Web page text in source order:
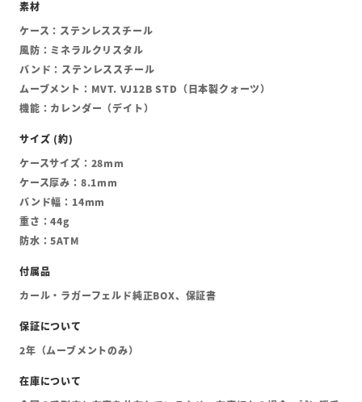
ケース：ステンレススチール
風防：ミネラルクリスタル
バンド：ステンレススチール
ムーブメント：MVT. VJ12B STD（日本製クォーツ）
機能：カレンダー（デイト）
ケースサイズ：28mm
ケース厚み：8.1mm
バンド幅：14mm
重さ：44g
防水：5ATM
カール・ラガーフェルド純正BOX、保証書
2年（ムーブメントのみ）